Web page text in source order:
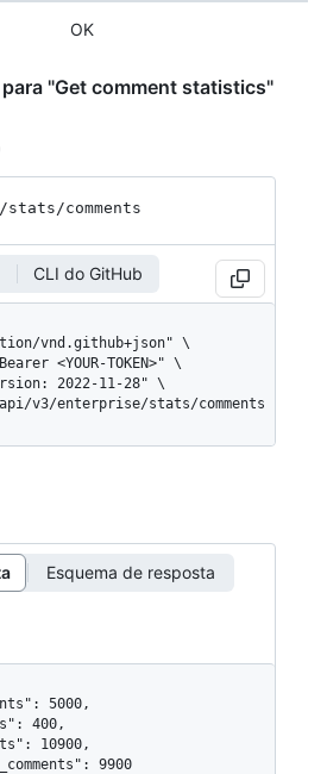
OK
"Get comment statistics"
/stats /comments
CLI do GitHub
api/v3/enterprise/stats/comments
Esquema de resposta